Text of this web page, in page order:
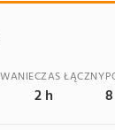
CZAS ŁĄCZNY
2 h